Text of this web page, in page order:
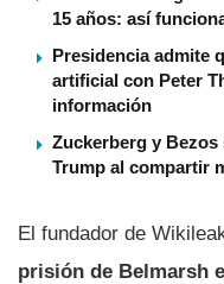
15 años: así
Presidencia admite
artificial con Peter
información
Zuckerberg y
Trump al compartir
El fundador de
prisión de Belmarsh